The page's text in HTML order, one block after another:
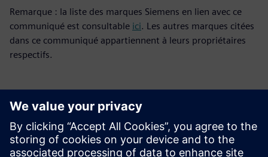
Remarque : la liste des marques Siemens en lien avec ce
communiqué est consultable ici. Les autres marques citées
dans ce communiqué appartiennent à leurs propriétaires
respectifs.
Contacts presse
Service RP de Siemens Digital Industries Software